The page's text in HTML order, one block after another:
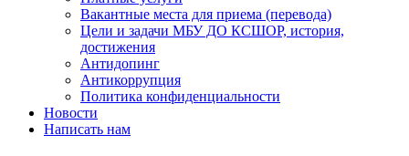
Вакантные места для приема (перевода)
Цели и задачи МБУ ДО КСШОР, история,
достижения
Антидопинг
Антикоррупция
Политика конфиденциальности
Новости
Написать нам